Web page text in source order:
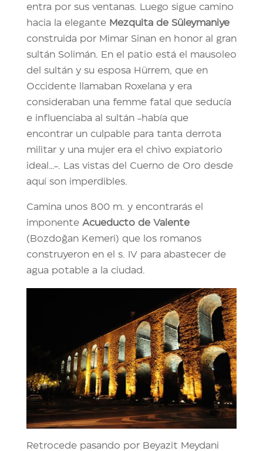
entra por sus ventanas. Luego sigue camino
hacia la elegante Mezquita de Süleymaniye
construida por Mimar Sinan en honor al gran
sultán Solimán. En el patio está el mausoleo
del sultán y su esposa Hürrem, que en
Occidente llamaban Roxelana y era
consideraban una femme fatal que seducía
e influenciaba al sultán -había que
encontrar un culpable para tanta derrota
militar y una mujer era el chivo expiatorio
ideal…-. Las vistas del Cuerno de Oro desde
aquí son imperdibles.
Camina unos 800 m. y encontrarás el
imponente Acueducto de Valente
(Bozdoğan Kemeri) que los romanos
construyeron en el s. IV para abastecer de
agua potable a la ciudad.
Retrocede pasando por Beyazit Meydani